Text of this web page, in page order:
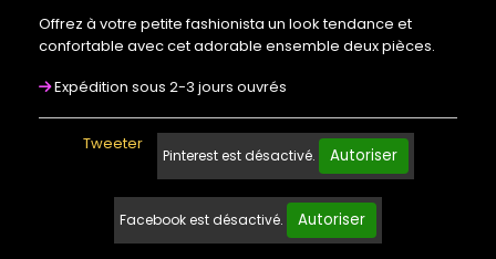
Offrez à votre petite fashionista un look tendance et
confortable avec cet adorable ensemble deux pièces.
Expédition sous 2-3 jours ouvrés
Tweeter
Pinterest est désactivé. Autoriser
Facebook est désactivé. Autoriser